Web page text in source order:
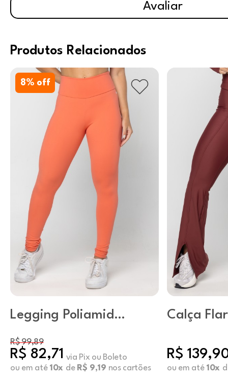
Avaliar
Produtos Relacionados
8% off
Legging Poliamida
R$ 99,89
R$ 82,71 via Pix ou Boleto
ou em até 10x de R$ 9,19 nos cartões
Calça
R$
ou em até 10x